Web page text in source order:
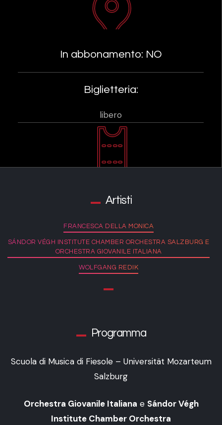
In abbonamento: NO
Biglietteria:
libero
Artisti
FRANCESCA DELLA MONICA
SÁNDOR VÉGH INSTITUTE CHAMBER ORCHESTRA SALZBURG E
ORCHESTRA GIOVANILE ITALIANA
WOLFGANG REDIK
Programma
Scuola di Musica di Fiesole – Universität Mozarteum
Salzburg
Orchestra Giovanile Italiana e Sándor Végh
Institute Chamber Orchestra